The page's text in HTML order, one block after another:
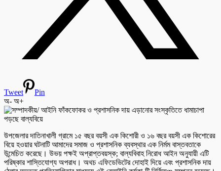
Tweet
Pin
অ- অ+
উপজেলার দাতিনাখালী গ্রামে ১৫ বছর বয়সী এক কিশোরী ও ১৬ বছর বয়সী এক কিশোরের
বিয়ে হওয়ার ঘটনাটি আমাদের সমাজ ও প্রশাসনিক ব্যবস্থার এক নির্মম বাস্তবতাকে
উন্মেচিত করেছে। উভয় পক্ষই অপ্রাপ্তবয়স্ক; বাল্যবিবাহ নিরোধ আইন অনুযায়ী এটি
পরিষ্কার শাস্তিযোগ্য অপরাধ। অথচ এফিডেভিটের দোহাই দিয়ে এবং প্রশাসনিক দায়